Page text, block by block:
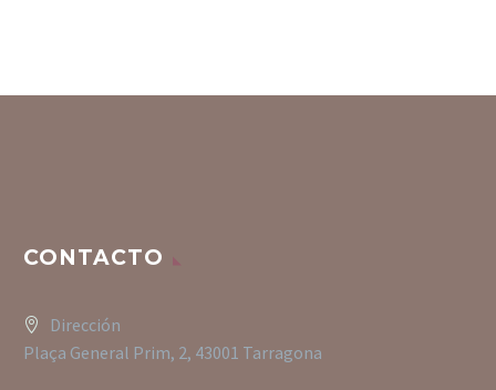
CONTACTO
Dirección
Plaça General Prim, 2, 43001 Tarragona